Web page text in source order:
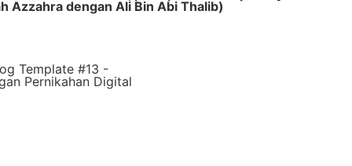
Azzahra dengan Ali Bin Abi Thalib)
Template #13 -
Pernikahan Digital